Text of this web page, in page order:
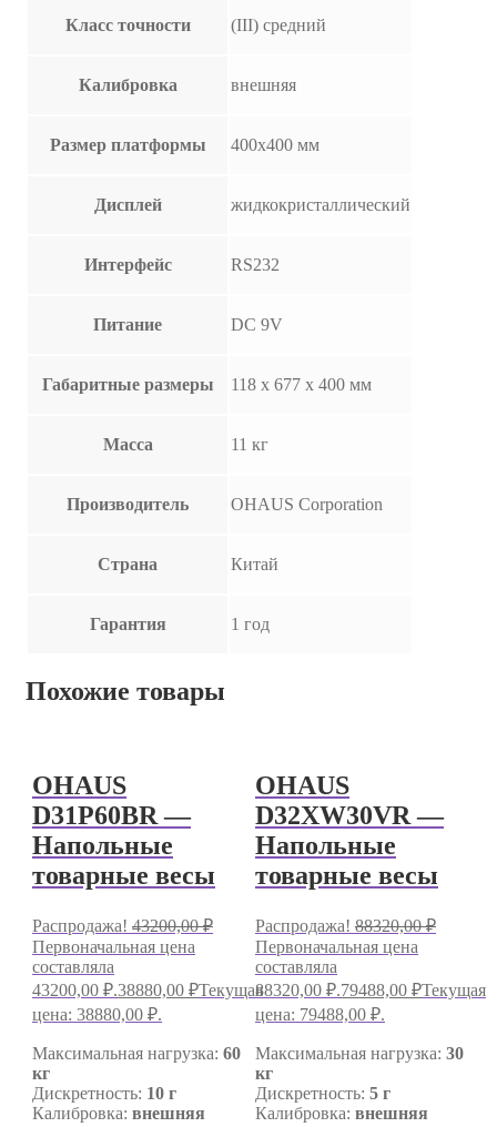
Класс точности (III) средний
Калибровка внешняя
Размер платформы 400х400 мм
Дисплей жидкокристаллический
Интерфейс RS232
Питание DC 9V
Габаритные размеры 118 х 677 х 400 мм
Масса 11 кг
Производитель OHAUS Corporation
Страна Китай
Гарантия 1 год
Похожие товары
OHAUS
D31P60BR —
Напольные
товарные весы
Распродажа! 43200,00₽
Первоначальная цена
составляла
43200,00 ₽.38880,00 ₽Текущая
цена: 38880,00 ₽.
Максимальная нагрузка: 60
кг
Дискретность: 10 г
Калибровка: внешняя
OHAUS
D32XW30VR —
Напольные
товарные весы
Распродажа! 88320,00₽
Первоначальная цена
составляла
88320,00 ₽.79488,00 ₽Текущая
цена: 79488,00 ₽.
Максимальная нагрузка: 30
кг
Дискретность: 5 г
Калибровка: внешняя